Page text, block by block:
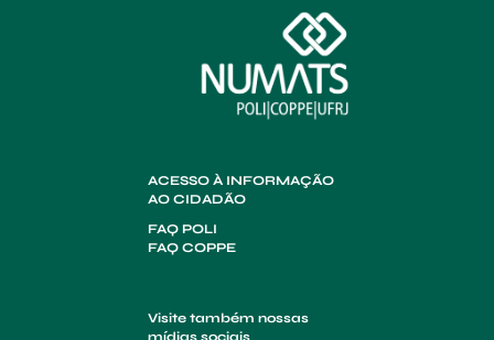
ACESSO À INFORMAÇÃO
AO CIDADÃO
FAQ POLI
FAQ COPPE
Visite também nossas
mídias sociais